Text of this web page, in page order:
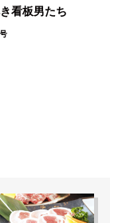
看板男たち